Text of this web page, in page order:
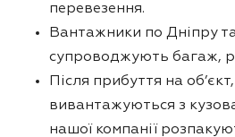
перевезення.
Вантажники по Дніпру
супроводжують багаж,
Після прибуття на
вивантажуються з
нашої компанії